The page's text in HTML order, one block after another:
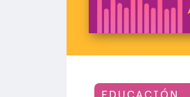
C
R
S
O
E